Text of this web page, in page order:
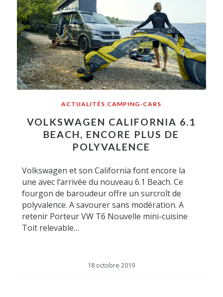
ACTUALITÉS CAMPING-CARS
VOLKSWAGEN CALIFORNIA 6.1
BEACH, ENCORE PLUS DE
POLYVALENCE
Volkswagen et son California font encore la
une avec l’arrivée du nouveau 6.1 Beach. Ce
fourgon de baroudeur offre un surcroît de
polyvalence. A savourer sans modération. A
retenir Porteur VW T6 Nouvelle mini-cuisine
Toit relevable…
18 octobre 2019